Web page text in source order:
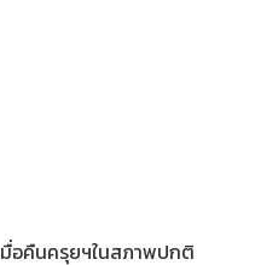
มื่อคืนครุยฯในสภาพปกติ